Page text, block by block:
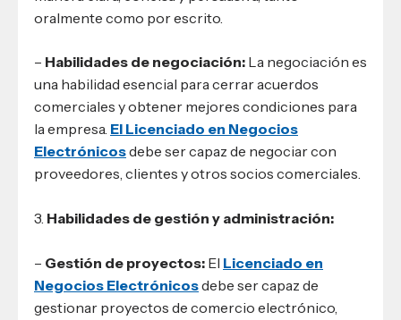
oralmente como por escrito.
– Habilidades de negociación: La negociación es
una habilidad esencial para cerrar acuerdos
comerciales y obtener mejores condiciones para
la empresa. El Licenciado en Negocios
Electrónicosdebe ser capaz de negociar con
proveedores, clientes y otros socios comerciales.
3. Habilidades de gestión y administración:
– Gestión de proyectos: El Licenciado en
Negocios Electrónicosdebe ser capaz de
gestionar proyectos de comercio electrónico,